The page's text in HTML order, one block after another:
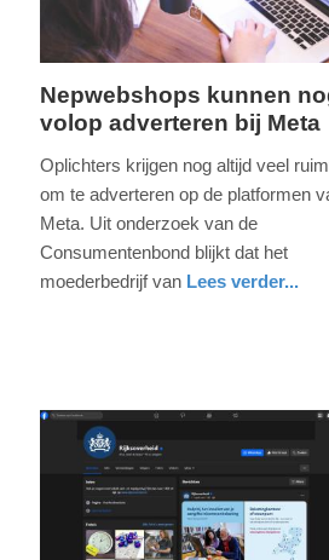
dinsdag,
maart
2026
09:48
Nepwebshops kunnen
volop adverteren bij Meta
Oplichters krijgen nog altijd veel
om te adverteren op de platformen
Meta. Uit onderzoek van de
Consumentenbond blijkt dat het
moederbedrijf van Lees verder...